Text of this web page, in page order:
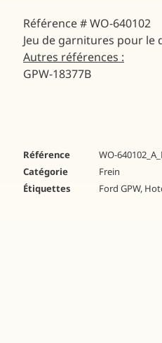
Référence # WO-640102
Jeu de garnitures pour le
Autres références :
GPW-18377B
Référence
WO-
Catégorie
Frein
Étiquettes
Ford GPW,